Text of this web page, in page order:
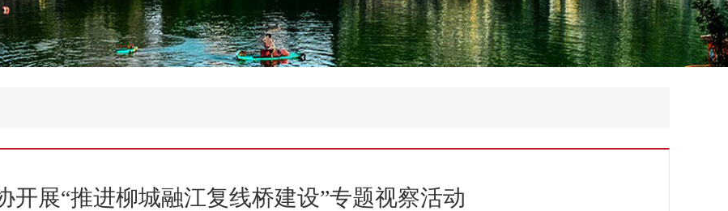
开展“推进柳城融江复线桥建设”专题视察活动